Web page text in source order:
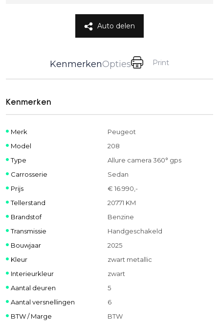
Auto delen
KenmerkenOpties Print
Kenmerken
Merk
Peugeot
Model
208
Type
Allure camera 360° gps
Carrosserie
Sedan
Prijs
€ 16.990,-
Tellerstand
20771 KM
Brandstof
Benzine
Transmissie
Handgeschakeld
Bouwjaar
2025
Kleur
zwart metallic
Interieurkleur
zwart
Aantal deuren
5
Aantal versnellingen
6
BTW / Marge
BTW